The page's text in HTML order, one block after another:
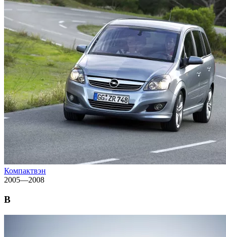
Компактвэн
2005—2008
B